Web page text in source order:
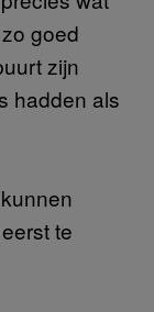
goed
zijn
hadden als
te